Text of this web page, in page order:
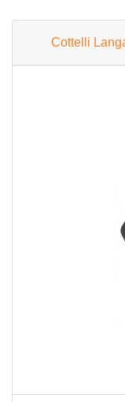
Cottelli